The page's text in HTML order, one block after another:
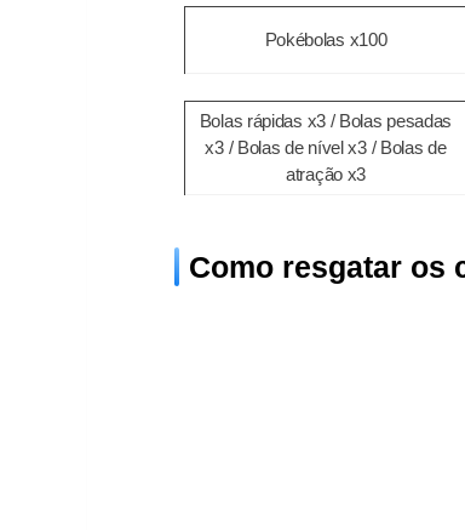
Pokébolas x100
Bolas rápidas x3 / Bolas pesadas
x3 / Bolas de nível x3 / Bolas de
atração x3
Como resgatar os